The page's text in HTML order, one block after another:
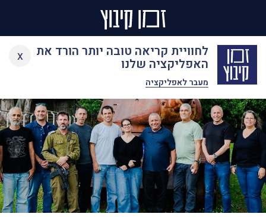
לחוויית קריאה טובה יותר הורד את
האפליקציה שלנו
מעבר לאפליקציה
x
Skip
content